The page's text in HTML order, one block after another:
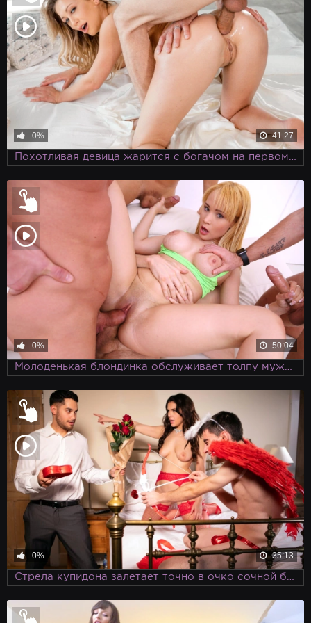
0% 41:27
Похотливая девица жарится с богачом на первом свиданий
0% 50:04
Молоденькая блондинка обслуживает толпу мужиков
0% 35:13
Стрела купидона залетает точно в очко сочной барышни